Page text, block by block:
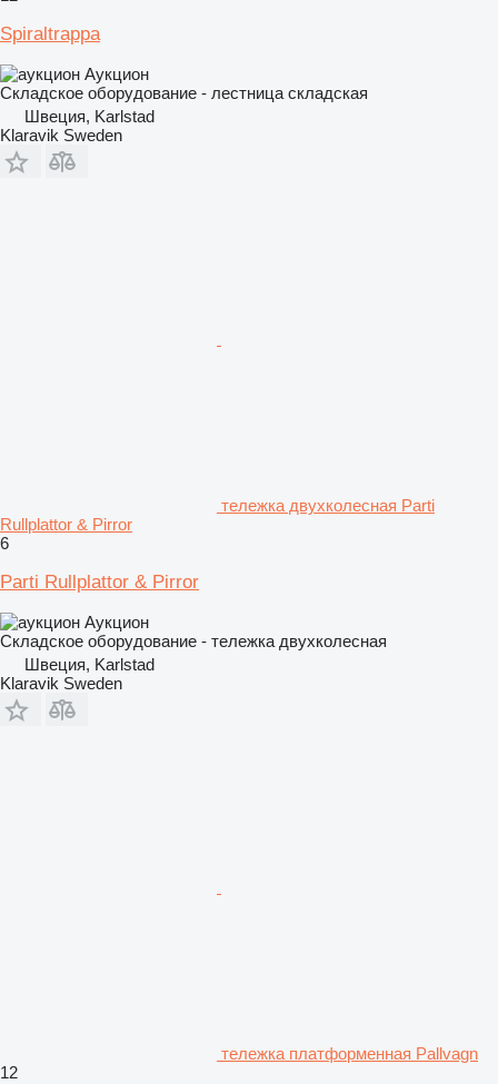
Spiraltrappa
Аукцион
Складское оборудование - лестница складская
Швеция, Karlstad
Klaravik Sweden
тележка двухколесная Parti
Rullplattor & Pirror
6
Parti Rullplattor & Pirror
Аукцион
Складское оборудование - тележка двухколесная
Швеция, Karlstad
Klaravik Sweden
тележка платформенная Pallvagn
12